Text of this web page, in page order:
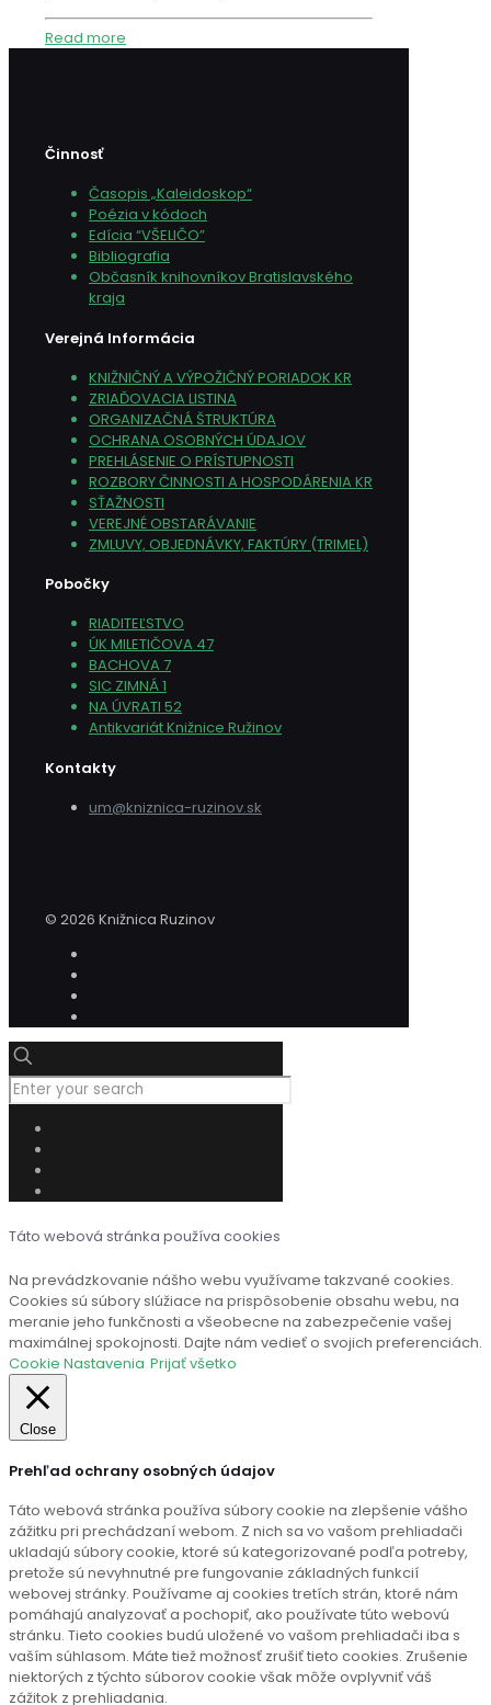
Read more
Činnosť
Časopis „Kaleidoskop“
Poézia v kódoch
Edícia “VŠELIČO”
Bibliografia
Občasník knihovníkov Bratislavského
kraja
Verejná Informácia
KNIŽNIČNÝ A VÝPOŽIČNÝ PORIADOK KR
ZRIAĎOVACIA LISTINA
ORGANIZAČNÁ ŠTRUKTÚRA
OCHRANA OSOBNÝCH ÚDAJOV
PREHLÁSENIE O PRÍSTUPNOSTI
ROZBORY ČINNOSTI A HOSPODÁRENIA KR
SŤAŽNOSTI
VEREJNÉ OBSTARÁVANIE
ZMLUVY, OBJEDNÁVKY, FAKTÚRY (TRIMEL)
Pobočky
RIADITEĽSTVO
ÚK MILETIČOVA 47
BACHOVA 7
SIC ZIMNÁ 1
NA ÚVRATI 52
Antikvariát Knižnice Ružinov
Kontakty
um@kniznica-ruzinov.sk
© 2026 Knižnica Ruzinov
Táto webová stránka používa cookies
Na prevádzkovanie nášho webu využívame takzvané cookies.
Cookies sú súbory slúžiace na prispôsobenie obsahu webu, na
meranie jeho funkčnosti a všeobecne na zabezpečenie vašej
maximálnej spokojnosti. Dajte nám vedieť o svojich preferenciách.
Cookie Nastavenia Prijať všetko
Close
Prehľad ochrany osobných údajov
Táto webová stránka používa súbory cookie na zlepšenie vášho
zážitku pri prechádzaní webom. Z nich sa vo vašom prehliadači
ukladajú súbory cookie, ktoré sú kategorizované podľa potreby,
pretože sú nevyhnutné pre fungovanie základných funkcií
webovej stránky. Používame aj cookies tretích strán, ktoré nám
pomáhajú analyzovať a pochopiť, ako používate túto webovú
stránku. Tieto cookies budú uložené vo vašom prehliadači iba s
vaším súhlasom. Máte tiež možnosť zrušiť tieto cookies. Zrušenie
niektorých z týchto súborov cookie však môže ovplyvniť váš
zážitok z prehliadania.